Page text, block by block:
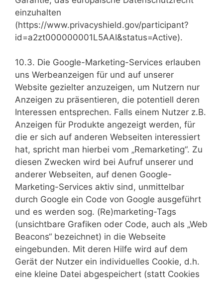
einzuhalten
(https://www.privacyshield.gov/participant?
id=a2zt000000001L5AAI&status=Active).
10.3. Die Google-Marketing-Services erlauben
uns Werbeanzeigen für und auf unserer
Website gezielter anzuzeigen, um Nutzern nur
Anzeigen zu präsentieren, die potentiell deren
Interessen entsprechen. Falls einem Nutzer z.B.
Anzeigen für Produkte angezeigt werden, für
die er sich auf anderen Webseiten interessiert
hat, spricht man hierbei vom „Remarketing“. Zu
diesen Zwecken wird bei Aufruf unserer und
anderer Webseiten, auf denen Google-
Marketing-Services aktiv sind, unmittelbar
durch Google ein Code von Google ausgeführt
und es werden sog. (Re)marketing-Tags
(unsichtbare Grafiken oder Code, auch als „Web
Beacons“ bezeichnet) in die Webseite
eingebunden. Mit deren Hilfe wird auf dem
Gerät der Nutzer ein individuelles Cookie, d.h.
eine kleine Datei abgespeichert (statt Cookies